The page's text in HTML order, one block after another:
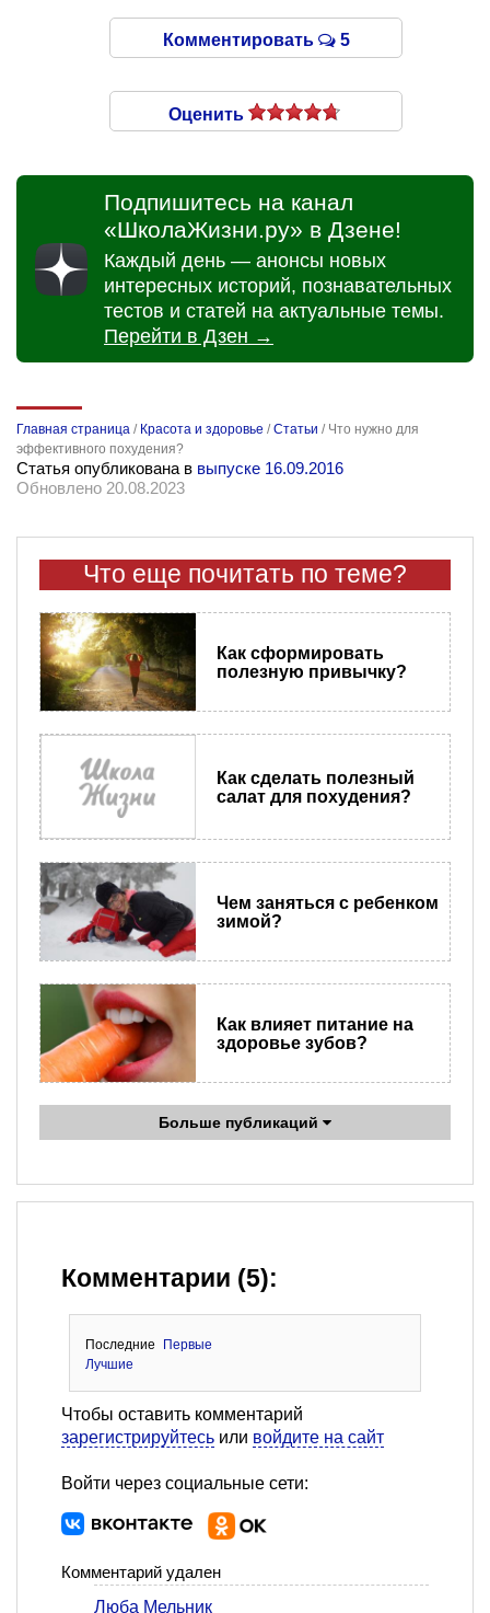
Комментировать 5
Оценить
Подпишитесь на канал
«ШколаЖизни.ру» в Дзене!
Каждый день — анонсы новых
интересных историй, познавательных
тестов и статей на актуальные темы.
Перейти в Дзен →
Главная страница / Красота и здоровье /Статьи / Что нужно для
эффективного похудения?
Статья опубликована в выпуске 16.09.2016
Обновлено 20.08.2023
Что еще почитать по теме?
Как сформировать
полезную привычку?
Как сделать полезный
салат для похудения?
Чем заняться с ребенком
зимой?
Как влияет питание на
здоровье зубов?
Больше публикаций
Комментарии (5):
Последние
Первые
Лучшие
Чтобы оставить комментарий
зарегистрируйтесь или войдите на сайт
Войти через социальные сети:
Комментарий удален
Люба Мельник